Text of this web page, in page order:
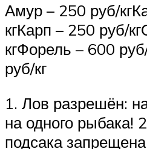
Амур – 250 руб/
кгКарп – 250 руб/
кгФорель – 600
руб/кг
1. Лов разрешён:
на одного рыбака!
подсака